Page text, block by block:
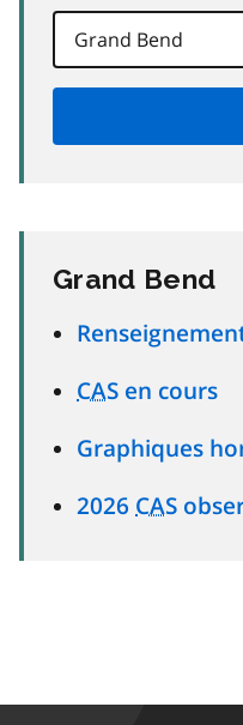
Grand Bend
CAS en cours
Graphiques
2026 CAS